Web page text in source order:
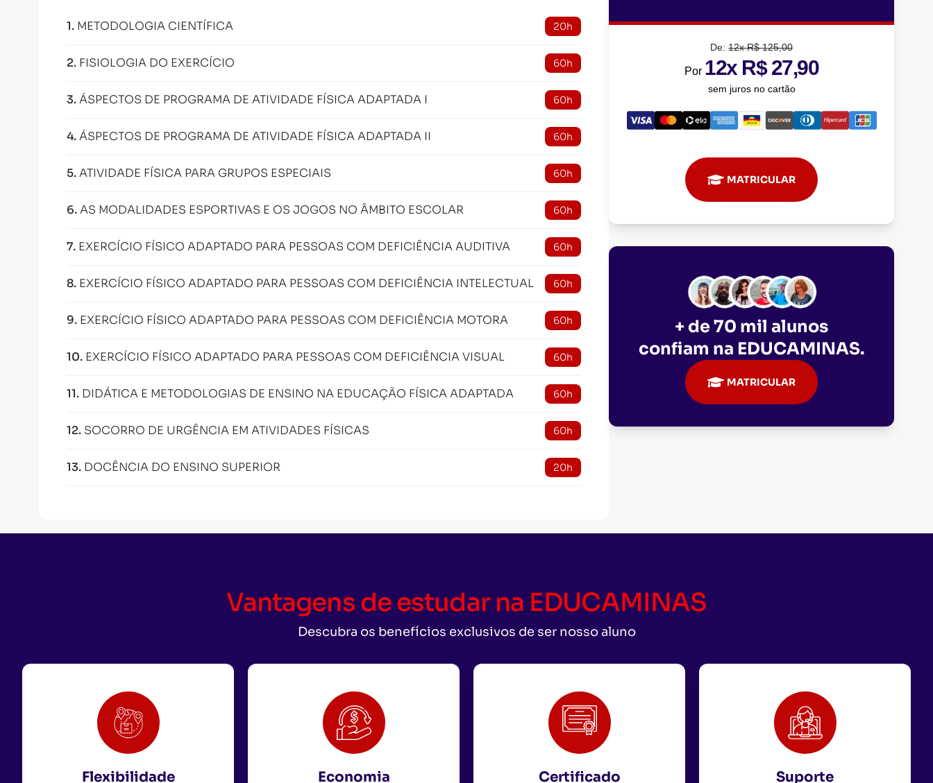
1. METODOLOGIA CIENTÍFICA 20h
2. FISIOLOGIA DO EXERCÍCIO 60h
3.ÁSPECTOS DE PROGRAMA DE ATIVIDADE FÍSICA ADAPTADA I 60h
4.ÁSPECTOS DE PROGRAMA DE ATIVIDADE FÍSICA ADAPTADA II 60h
5.ATIVIDADE FÍSICA PARA GRUPOS ESPECIAIS 60h
6.AS MODALIDADES ESPORTIVAS E OS JOGOS NO ÂMBITO ESCOLAR 60h
7. EXERCÍCIO FÍSICO ADAPTADO PARA PESSOAS COM DEFICIÊNCIA AUDITIVA 60h
8. EXERCÍCIO FÍSICO ADAPTADO PARA PESSOAS COM DEFICIÊNCIA INTELECTUAL 60h
9. EXERCÍCIO FÍSICO ADAPTADO PARA PESSOAS COM DEFICIÊNCIA MOTORA 60h
10. EXERCÍCIO FÍSICO ADAPTADO PARA PESSOAS COM DEFICIÊNCIA VISUAL 60h
11. DIDÁTICA E METODOLOGIAS DE ENSINO NA EDUCAÇÃO FÍSICA ADAPTADA 60h
12. SOCORRO DE URGÊNCIA EM ATIVIDADES FÍSICAS 60h
13. DOCÊNCIA DO ENSINO SUPERIOR 20h
De:12x R$ 125,00
Por 12x R$ 27,90
sem juros no cartão
MATRICULAR
+ de 70 mil alunos
confiam na EDUCAMINAS.
MATRICULAR
Vantagens de estudar na EDUCAMINAS
Descubra os benefícios exclusivos de ser nosso aluno
Flexibilidade Economia Certificado Suporte